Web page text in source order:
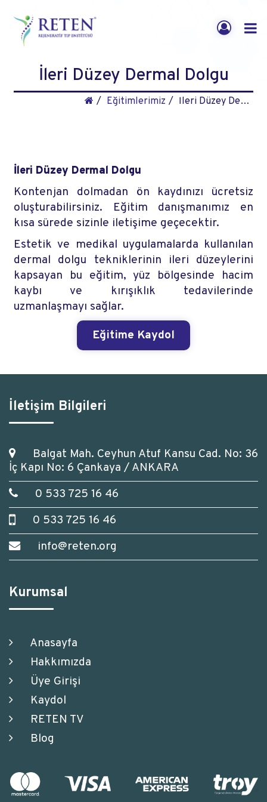
İleri Düzey Dermal Dolgu
Eğitimlerimiz İleri Düzey Dermal Dolgu
İleri Düzey Dermal Dolgu
Kontenjan dolmadan ön kaydınızı ücretsiz
oluşturabilirsiniz. Eğitim danışmanımız en
kısa sürede sizinle iletişime geçecektir.
Estetik ve medikal uygulamalarda kullanılan
dermal dolgu tekniklerinin ileri düzeylerini
kapsayan bu eğitim, yüz bölgesinde hacim
kaybı ve kırışıklık tedavilerinde
uzmanlaşmayı sağlar.
Eğitime Kaydol
İletişim Bilgileri
Balgat Mah. Ceyhun Atuf Kansu Cad. No: 36
İç Kapı No: 6 Çankaya / ANKARA
0 533 725 16 46
0 533 725 16 46
info@reten.org
Kurumsal
Anasayfa
Hakkımızda
Üye Girişi
Kaydol
RETEN TV
Blog